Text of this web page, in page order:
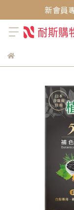
新會員